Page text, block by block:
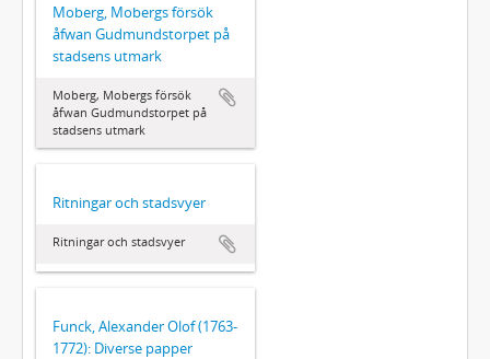
Moberg, Mobergs försök
åfwan Gudmundstorpet på
stadsens utmark
Moberg, Mobergs försök
åfwan Gudmundstorpet på
stadsens utmark
Ritningar och stadsvyer
Ritningar och stadsvyer
Funck, Alexander Olof (1763-
1772): Diverse papper